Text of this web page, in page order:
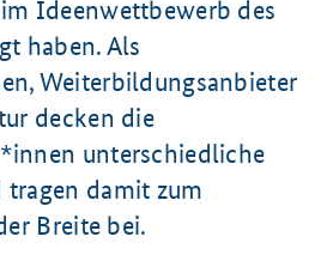
Ideenwettbewerb des
haben. Als
Weiterbildungsanbieter
decken die
unterschiedliche
tragen damit zum
Breite bei.